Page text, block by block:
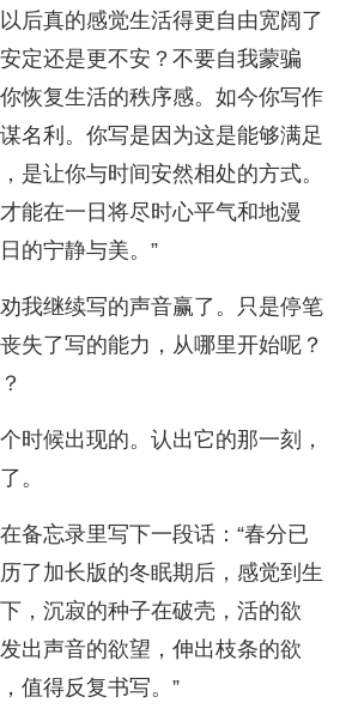
后真的感觉生活得更自由宽阔了
定还是更不安？不要自我蒙骗
恢复生活的秩序感。如今你写作
名利。你写是因为这是能够满足
是让你与时间安然相处的方式。
能在一日将尽时心平气和地漫
的宁静与美。”
我继续写的声音赢了。只是停笔
失了写的能力，从哪里开始呢？
时候出现的。认出它的那一刻，
。
备忘录里写下一段话：“春分已
了加长版的冬眠期后，感觉到生
，沉寂的种子在破壳，活的欲
出声音的欲望，伸出枝条的欲
值得反复书写。”